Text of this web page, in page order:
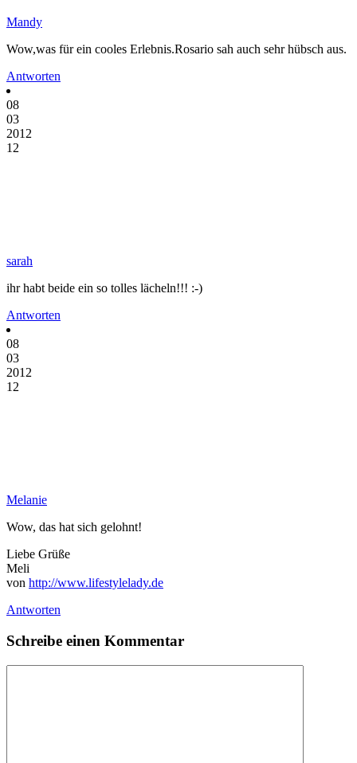
Mandy
Wow,was für ein cooles Erlebnis.Rosario sah auch sehr hübsch aus.
Antworten
08
03
2012
12
sarah
ihr habt beide ein so tolles lächeln!!! :-)
Antworten
08
03
2012
12
Melanie
Wow, das hat sich gelohnt!
Liebe Grüße
Meli
von http://www.lifestylelady.de
Antworten
Schreibe einen Kommentar